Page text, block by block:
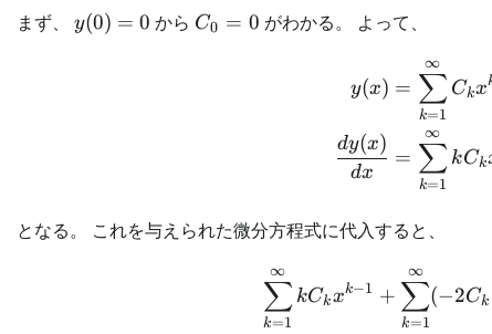
まず、 y(0)=0
y(0) = 0 から C_0=0
C0 = 0 がわかる。 よって、
y(x)
dx
dy(x)
=
k=1
∑
∞
Ckx
=
k=1
∑
∞
kCk
となる。 これを与えられた微分方程式に代入すると、
k=1
∑
∞
kCkxk−1 +
k=1
∑
∞
(−2Ck